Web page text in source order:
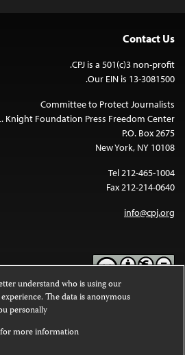
Contact Us
CPJ is a 501(c)3 non-profit.
Our EIN is 13-3081500.
Committee to Protect Journalists
Knight Foundation Press Freedom Center
P.O. Box 2675
New York, NY 10108
Tel 212-465-1004
Fax 212-214-0640
info@cpj.org
this website is licensed under a
NonCommercial-NoDerivatives 4.0
understand who is using our
The data is anonymous
personally.
more information.